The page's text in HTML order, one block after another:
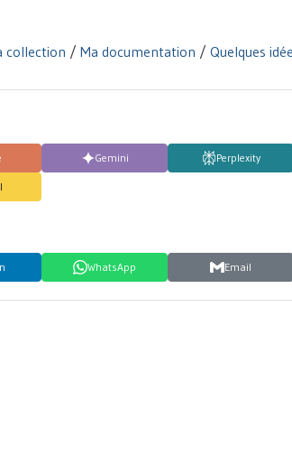
collection / Ma documentation / Quelques
Gemini Perplexity
WhatsApp Email